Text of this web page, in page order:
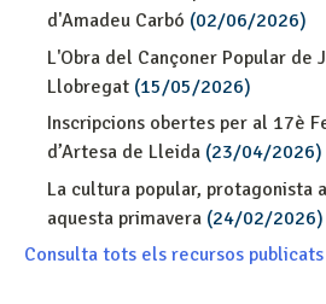
d'Amadeu Carbó (02/06/2026)
L'Obra del Cançoner Popular de
Llobregat (15/05/2026)
Inscripcions obertes per al 17è
d’Artesa de Lleida (23/04/2026)
La cultura popular, protagonista
aquesta primavera (24/02/2026)
Consulta tots els recursos publicats